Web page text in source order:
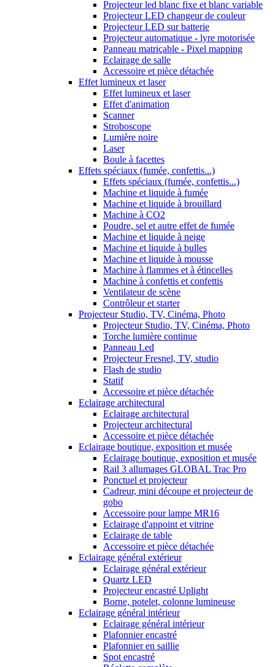
Projecteur led blanc fixe et blanc variable
Projecteur LED changeur de couleur
Projecteur LED sur batterie
Projecteur automatique - lyre motorisée
Panneau matriçable - Pixel mapping
Eclairage de salle
Accessoire et pièce détachée
Effet lumineux et laser
Effet lumineux et laser
Effet d'animation
Scanner
Stroboscope
Lumière noire
Laser
Boule à facettes
Effets spéciaux (fumée, confettis...)
Effets spéciaux (fumée, confettis...)
Machine et liquide à fumée
Machine et liquide à brouillard
Machine à CO2
Poudre, sel et autre effet de fumée
Machine et liquide à neige
Machine et liquide à bulles
Machine et liquide à mousse
Machine à flammes et à étincelles
Machine à confettis et confettis
Ventilateur de scène
Contrôleur et starter
Projecteur Studio, TV, Cinéma, Photo
Projecteur Studio, TV, Cinéma, Photo
Torche lumière continue
Panneau Led
Projecteur Fresnel, TV, studio
Flash de studio
Statif
Accessoire et pièce détachée
Eclairage architectural
Eclairage architectural
Projecteur architectural
Accessoire et pièce détachée
Eclairage boutique, exposition et musée
Eclairage boutique, exposition et musée
Rail 3 allumages GLOBAL Trac Pro
Ponctuel et projecteur
Cadreur, mini découpe et projecteur de
gobo
Accessoire pour lampe MR16
Eclairage d'appoint et vitrine
Eclairage de table
Accessoire et pièce détachée
Eclairage général extérieur
Eclairage général extérieur
Quartz LED
Projecteur encastré Uplight
Borne, potelet, colonne lumineuse
Eclairage général intérieur
Eclairage général intérieur
Plafonnier encastré
Plafonnier en saillie
Spot encastré